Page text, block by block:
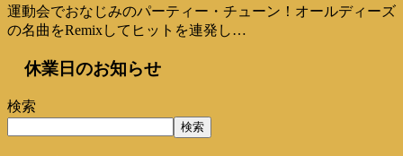
運動会でおなじみのパーティー・チューン！オールディーズ
の名曲をRemixしてヒットを連発し…
休業日のお知らせ
検索
検索